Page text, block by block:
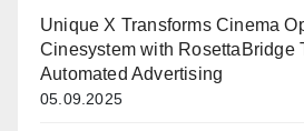
Unique X Transforms Cinema
Cinesystem with RosettaBridge
Automated Advertising
05.09.2025